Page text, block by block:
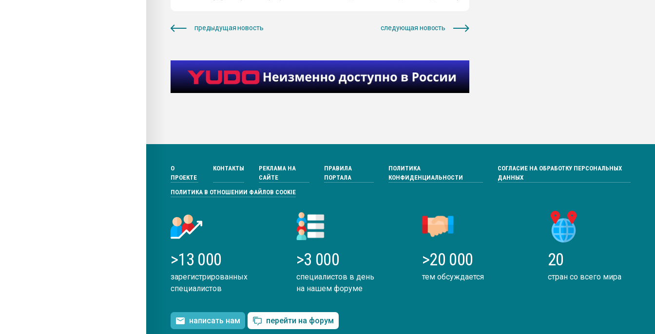
предыдущая новость следующая новость
О
ПРОЕКТЕ
КОНТАКТЫ
РЕКЛАМА НА
САЙТЕ
ПРАВИЛА
ПОРТАЛА
ПОЛИТИКА
КОНФИДЕНЦИАЛЬНОСТИ
СОГЛАСИЕ НА ОБРАБОТКУ ПЕРСОНАЛЬНЫХ
ДАННЫХ
ПОЛИТИКА В ОТНОШЕНИИ ФАЙЛОВ COOKIE
>13 000
зарегистрированных
специалистов
>3 000
специалистов в день
на нашем форуме
>20 000
тем обсуждается
20
стран со всего мира
написать нам перейти на форум